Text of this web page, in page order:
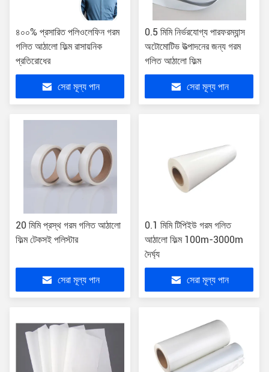
৪০০% প্রসারিত পলিওলেফিন গরম
গলিত আঠালো ফিল্ম রাসায়নিক
প্রতিরোধের
সেরা মূল্য পান
0.5 মিমি নির্ভরযোগ্য পারফরম্যান্স
অটোমোটিভ উত্পাদনের জন্য গরম
গলিত আঠালো ফিল্ম
সেরা মূল্য পান
20 মিমি প্রস্থ গরম গলিত আঠালো
ফিল্ম টেকসই পলিস্টার
সেরা মূল্য পান
0.1 মিমি টিপিইউ গরম গলিত
আঠালো ফিল্ম 100m-3000m
দৈর্ঘ্য
সেরা মূল্য পান